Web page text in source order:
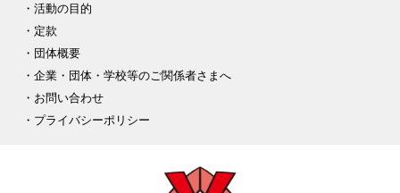
活動の目的
定款
団体概要
企業・団体・学校等のご関係者さまへ
お問い合わせ
プライバシーポリシー